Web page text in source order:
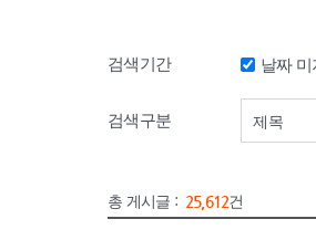
검색기간 날짜 미
검색구분 제목
총 게시글 : 25,612건